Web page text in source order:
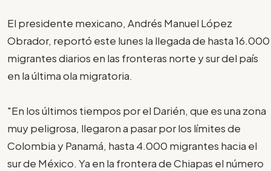
El presidente mexicano, Andrés Manuel López
Obrador, reportó este lunes la llegada de hasta 16.000
migrantes diarios en las fronteras norte y sur del país
en la última ola migratoria.
"En los últimos tiempos por el Darién, que es una zona
muy peligrosa, llegaron a pasar por los límites de
Colombia y Panamá, hasta 4.000 migrantes hacia el
sur de México. Ya en la frontera de Chiapas el número